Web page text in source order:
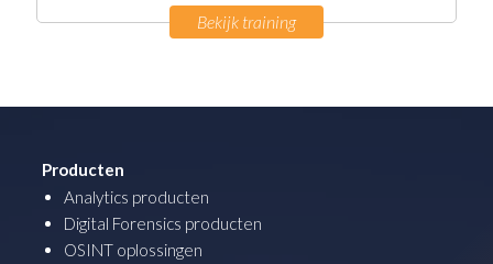
Bekijk training
Producten
Analytics producten
Digital Forensics producten
OSINT oplossingen